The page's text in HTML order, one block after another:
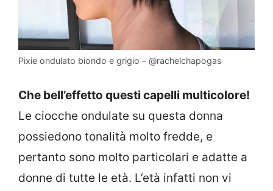
Pixie ondulato biondo e grigio – @rachelchapogas
Che bell’effetto questi capelli multicolore!
Le ciocche ondulate su questa donna
possiedono tonalità molto fredde, e
pertanto sono molto particolari e adatte a
donne di tutte le età. L’età infatti non vi